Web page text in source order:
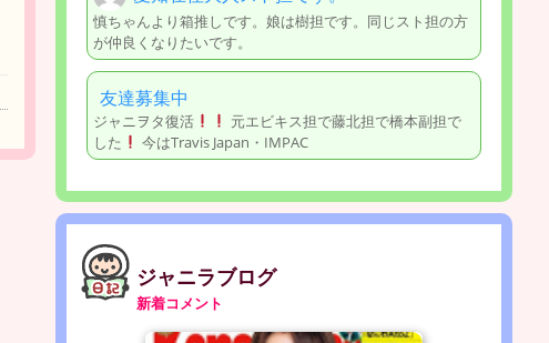
慎ちゃんより箱推しです。娘は樹担です。同じスト担の方
が仲良くなりたいです。
友達募集中
ジャニヲタ復活
元エビキス担で藤北担で橋本副担で
した
今はTravis Japan・IMPAC
ジャニラブログ
新着コメント